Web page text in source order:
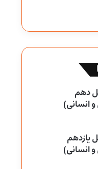
دهم
انسانی)
یازدهم
انسانی)